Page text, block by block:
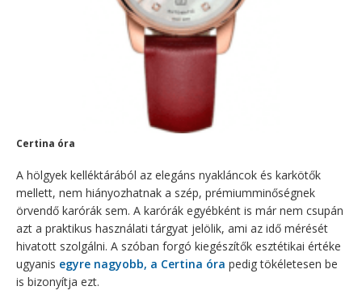
Certina óra
A hölgyek kelléktárából az elegáns nyakláncok és karkötők
mellett, nem hiányozhatnak a szép, prémiumminőségnek
örvendő karórák sem. A karórák egyébként is már nem csupán
azt a praktikus használati tárgyat jelölik, ami az idő mérését
hivatott szolgálni. A szóban forgó kiegészítők esztétikai értéke
ugyanis egyre nagyobb, a Certina óra pedig tökéletesen be
is bizonyítja ezt.